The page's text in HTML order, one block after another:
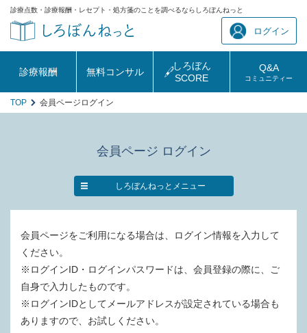
診療点数・診療報酬・レセプト・処方箋のことを調べるならしろぼんねっと
ログイン
診療報酬 無料コンサル
しろぼん
SCORE
Q&A
コミュニティー
TOP 会員ページログイン
会員ページ ログイン
しろぼんねっとメニュー
会員ページをご利用になる場合は、ログイン情報を入力して
ください。
※ログインID・ログインパスワードは、会員登録の際に、ご
自身で入力したものです。
※ログインIDとしてメールアドレスが設定されている場合も
ありますので、お試しください。